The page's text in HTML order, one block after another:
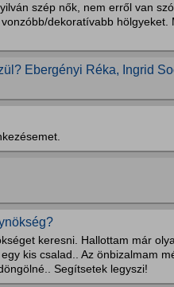
szép nők, nem erről van
dekoratívabb hölgyeket.
Ebergényi Réka, Ingrid
keresni. Hallottam már
kis csalad.. Az önbizalmam
Segítsetek legyszi!